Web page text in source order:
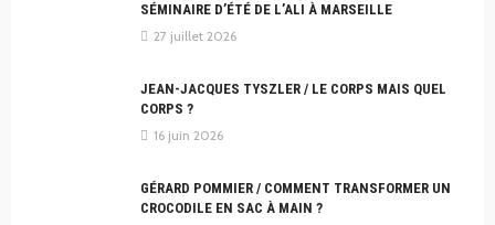
SÉMINAIRE D’ÉTÉ DE L’ALI À MARSEILLE
27 juillet 2026
JEAN-JACQUES TYSZLER / LE CORPS MAIS QUEL
CORPS ?
16 juin 2026
GÉRARD POMMIER / COMMENT TRANSFORMER UN
CROCODILE EN SAC À MAIN ?